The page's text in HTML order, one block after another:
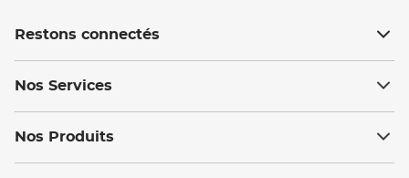
Restons connectés
Nos Services
Nos Produits